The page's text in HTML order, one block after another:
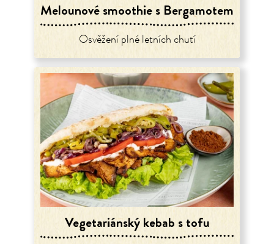
Melounové smoothie s Bergamotem
Osvěžení plné letních chutí
Vegetariánský kebab s tofu